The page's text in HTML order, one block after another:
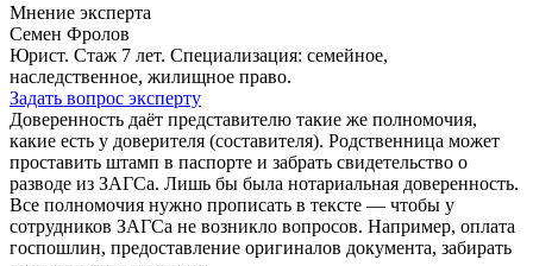
Мнение эксперта
Семен Фролов
Юрист. Стаж 7 лет. Специализация: семейное,
наследственное, жилищное право.
Задать вопрос эксперту
Доверенность даёт представителю такие же полномочия,
какие есть у доверителя (составителя). Родственница может
проставить штамп в паспорте и забрать свидетельство о
разводе из ЗАГСа. Лишь бы была нотариальная доверенность.
Все полномочия нужно прописать в тексте — чтобы у
сотрудников ЗАГСа не возникло вопросов. Например, оплата
госпошлин, предоставление оригиналов документа, забирать